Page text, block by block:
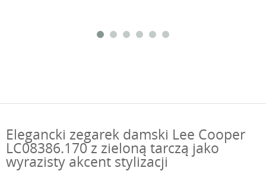
Elegancki zegarek damski Lee Cooper
LC08386.170 z zieloną tarczą jako
wyrazisty akcent stylizacji